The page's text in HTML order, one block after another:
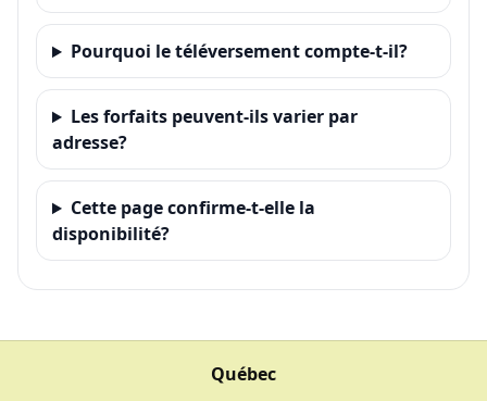
Pourquoi le téléversement compte-t-il?
Les forfaits peuvent-ils varier par
adresse?
Cette page confirme-t-elle la
disponibilité?
Québec